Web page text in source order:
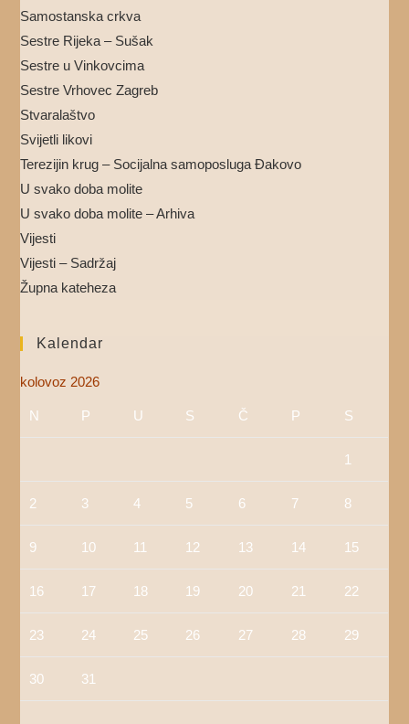
Samostanska crkva
Sestre Rijeka – Sušak
Sestre u Vinkovcima
Sestre Vrhovec Zagreb
Stvaralaštvo
Svijetli likovi
Terezijin krug – Socijalna samoposluga Đakovo
U svako doba molite
U svako doba molite – Arhiva
Vijesti
Vijesti – Sadržaj
Župna kateheza
Kalendar
kolovoz 2026
N P U S Č P S
1
2 3 4 5 6 7 8
9 10 11 12 13 14 15
16 17 18 19 20 21 22
23 24 25 26 27 28 29
30 31